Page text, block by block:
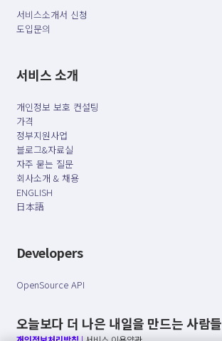
서비스소개서 신청
도입문의
서비스 소개
개인정보 보호 컨설팅
가격
정부지원사업
블로그&자료실
자주 묻는 질문
회사소개 & 채용
ENGLISH
日本語
Developers
OpenSource API
오늘보다 더 나은 내일을 만드는 사람들